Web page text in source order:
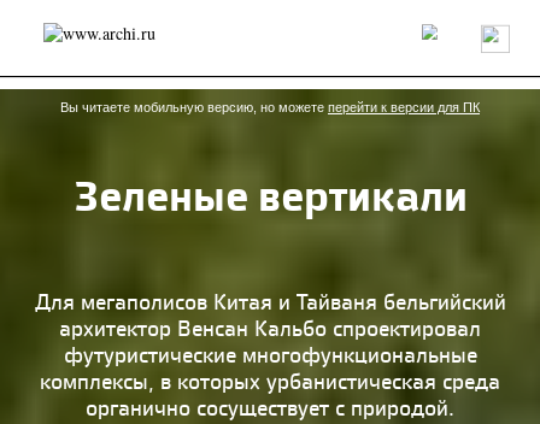
Россия Мир Технологии Интерьер Пресса
Архитекторы
Проекты
Конкурсы События Книги Вакансии
send.project Анонсы конкурсов
Блог
Исследование
Дизайн
Иностранцы в России
Интерьер
Книги
Наследие Образование
Урбанистика
Эко
Вы читаете мобильную версию, но можете перейти к версии для ПК
Зеленые вертикали
Для мегаполисов Китая и Тайваня бельгийский
архитектор Венсан Кальбо спроектировал
футуристические многофункциональные
комплексы, в которых урбанистическая среда
органично сосуществует с природой.